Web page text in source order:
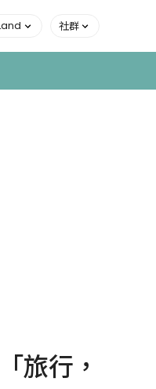
社群
旅行，